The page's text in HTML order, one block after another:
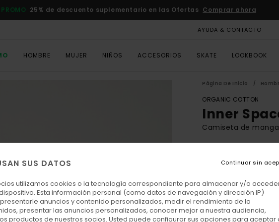
PROMO 25% de descuento suplementario en las Ofertas Comprar ahora
AYUDA & CONTACTO
HOMBRE MUJER NIÑOS ACCESORIOS SKATE LOOKBOOK
Página De Inicio
ORGANIC COTTON
Inner
Camiseta de
40,00 €
ColorOat Milk
SUS DATOS
utilizamos cookies o la tecnología correspondiente para almacenar y/o
Esta información personal (como datos de navegación y dirección IP)
anuncios y contenido personalizados, medir el rendimiento de la
presentar las anuncios personalizados, conocer mejor a nuestra audiencia,
productos de nuestros socios. Usted puede configurar sus opciones para aceptar
Continuar sin